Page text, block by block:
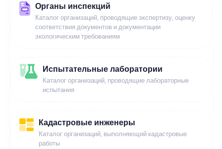
Органы инспекций
Каталог организаций, проводящие экспертизу, оценку
соответствия документов и документации
экологическим требованиям
Испытательные лаборатории
Каталог организаций, проводящие лабораторные
испытания
Кадастровые инженеры
Каталог организаций, выполняющий кадастровые
работы